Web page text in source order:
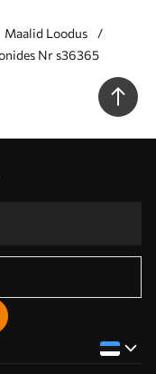
Maalid Loodus
Nr s36365